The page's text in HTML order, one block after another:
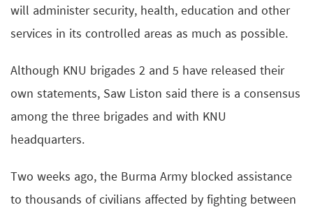
will administer security, health, education and other
services in its controlled areas as much as possible.
Although KNU brigades 2 and 5 have released their
own statements, Saw Liston said there is a consensus
among the three brigades and with KNU
headquarters.
Two weeks ago, the Burma Army blocked assistance
to thousands of civilians affected by fighting between